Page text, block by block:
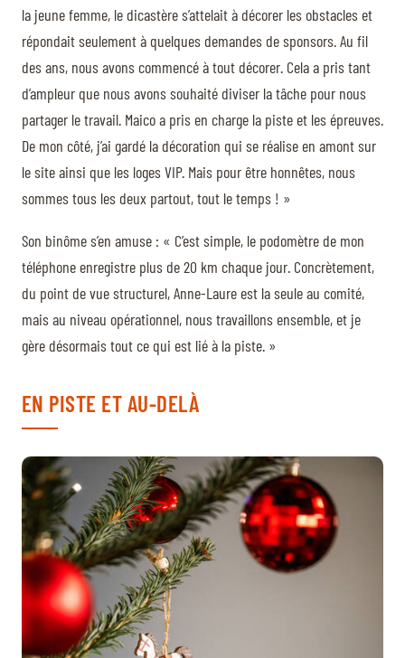
la jeune femme, le dicastère s’attelait à décorer les obstacles et
répondait seulement à quelques demandes de sponsors. Au fil
des ans, nous avons commencé à tout décorer. Cela a pris tant
d’ampleur que nous avons souhaité diviser la tâche pour nous
partager le travail. Maico a pris en charge la piste et les épreuves.
De mon côté, j’ai gardé la décoration qui se réalise en amont sur
le site ainsi que les loges VIP. Mais pour être honnêtes, nous
sommes tous les deux partout, tout le temps ! »
Son binôme s’en amuse : « C’est simple, le podomètre de mon
téléphone enregistre plus de 20 km chaque jour. Concrètement,
du point de vue structurel, Anne-Laure est la seule au comité,
mais au niveau opérationnel, nous travaillons ensemble, et je
gère désormais tout ce qui est lié à la piste. »
EN PISTE ET AU-DELÀ